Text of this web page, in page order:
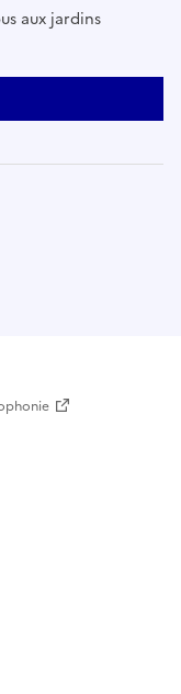
aux jardins